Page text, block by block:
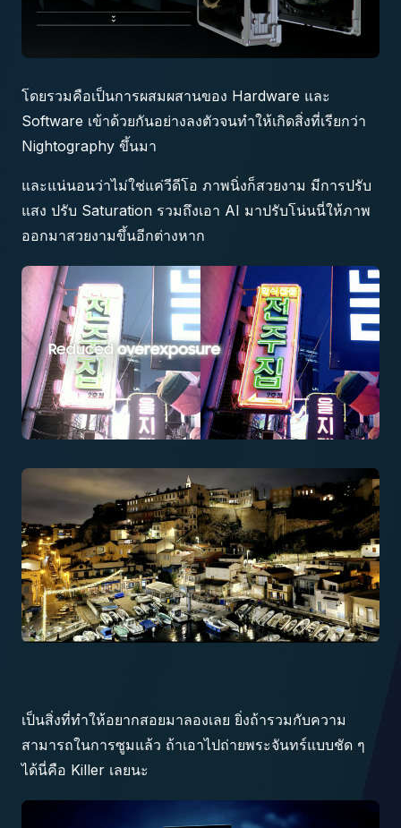
โดยรวมคือเป็นการผสมผสานของ Hardware และ
Software เข้าด้วยกันอย่างลงตัวจนทำให้เกิดสิ่งที่เรียกว่า
Nightography ขึ้นมา
และแน่นอนว่าไม่ใช่แค่วีดีโอ ภาพนิ่งก็สวยงาม มีการปรับ
แสง ปรับ Saturation รวมถึงเอา AI มาปรับโน่นนี่ให้ภาพ
ออกมาสวยงามขึ้นอีกต่างหาก
เป็นสิ่งที่ทำให้อยากสอยมาลองเลย ยิ่งถ้ารวมกับความ
สามารถในการซูมแล้ว ถ้าเอาไปถ่ายพระจันทร์แบบชัด ๆ
ได้นี่คือ Killer เลยนะ